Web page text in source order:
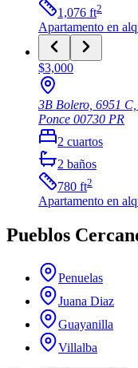
1,076 ft2
Apartamento en
$3,000
3B Bolero, 6951
Ponce 00730 PR
2 cuartos
2 baños
780 ft2
Apartamento en
Pueblos
Penuelas
Juana Diaz
Guayanilla
Villalba